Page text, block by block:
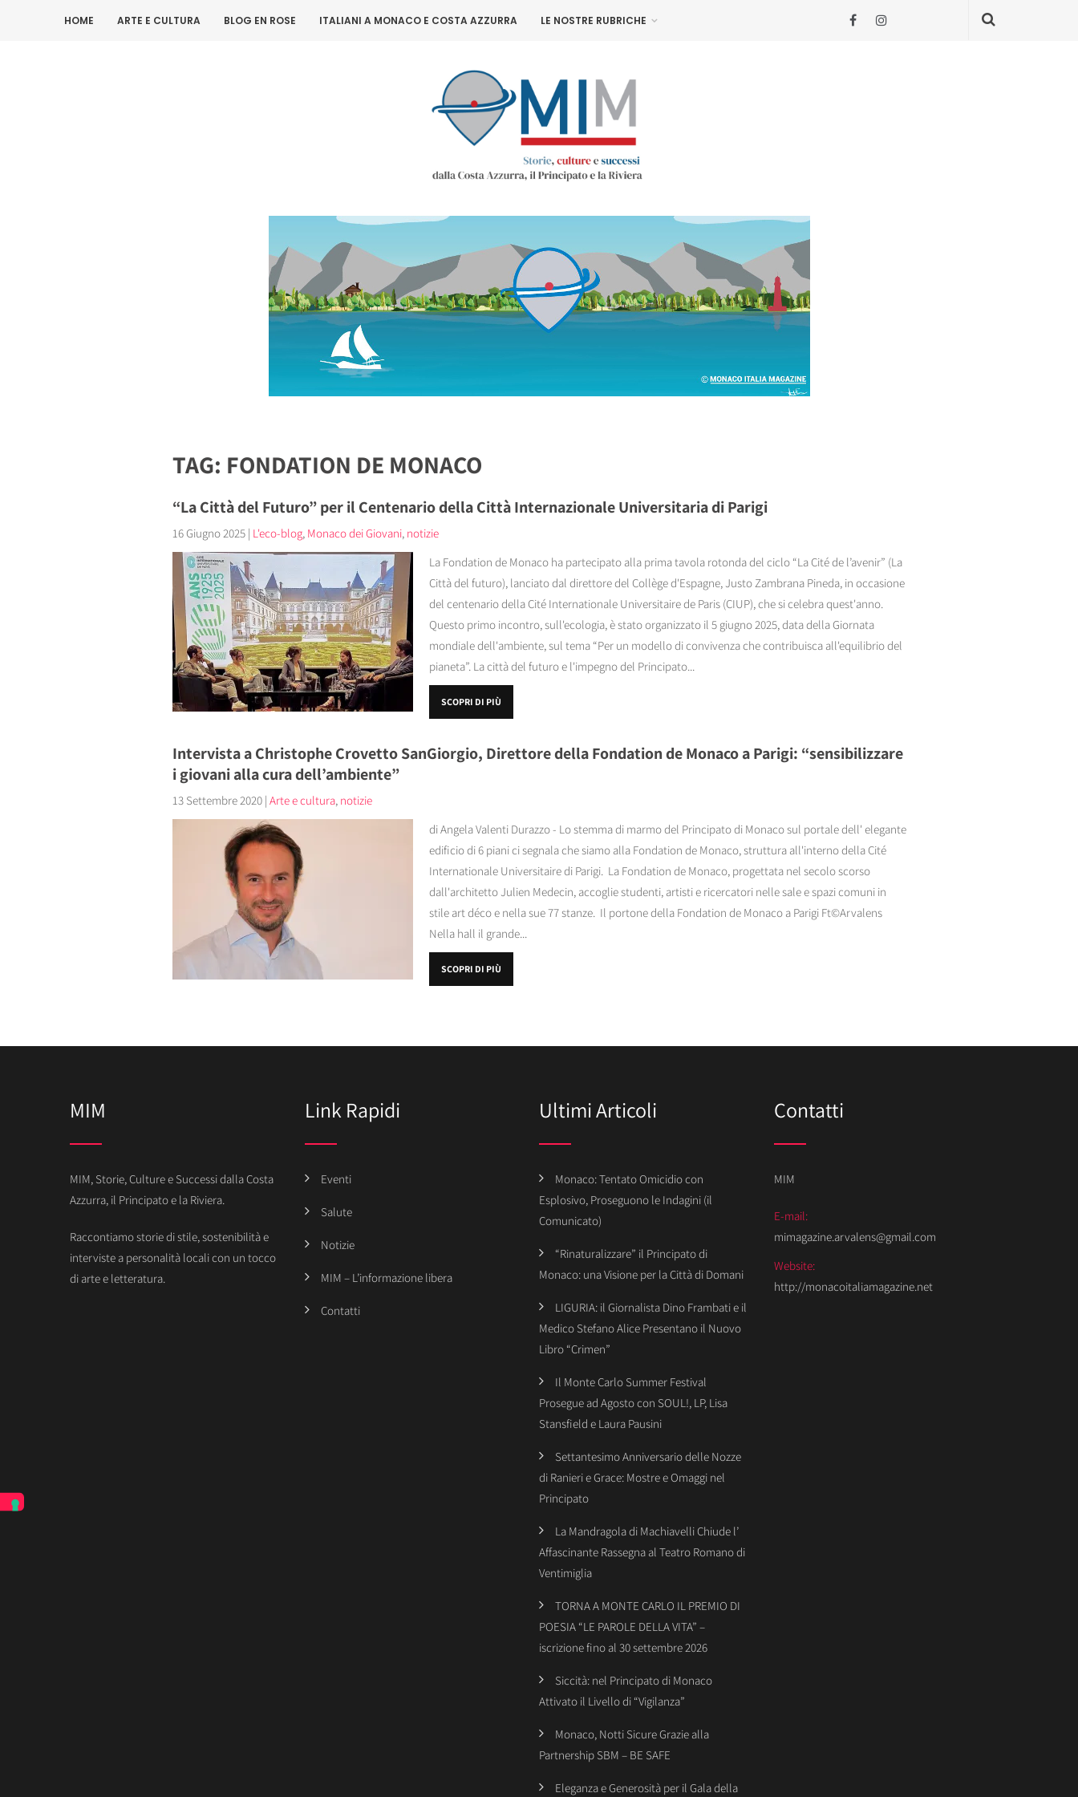
HOME ARTE E CULTURA BLOG EN ROSE ITALIANI A MONACO E COSTA AZZURRA LE NOSTRE RUBRICHE
TAG: FONDATION DE MONACO
“La Città del Futuro” per il Centenario della Città Internazionale Universitaria di Parigi
16 Giugno 2025 | L'eco-blog, Monaco dei Giovani, notizie
La Fondation de Monaco ha partecipato alla prima tavola rotonda del ciclo “La Cité de l’avenir” (La
Città del futuro), lanciato dal direttore del Collège d'Espagne, Justo Zambrana Pineda, in occasione
del centenario della Cité Internationale Universitaire de Paris (CIUP), che si celebra quest'anno.
Questo primo incontro, sull'ecologia, è stato organizzato il 5 giugno 2025, data della Giornata
mondiale dell'ambiente, sul tema “Per un modello di convivenza che contribuisca all'equilibrio del
pianeta”. La città del futuro e l'impegno del Principato...
SCOPRI DI PIÙ
Intervista a Christophe Crovetto SanGiorgio, Direttore della Fondation de Monaco a Parigi: “sensibilizzare
i giovani alla cura dell’ambiente”
13 Settembre 2020 | Arte e cultura, notizie
di Angela Valenti Durazzo - Lo stemma di marmo del Principato di Monaco sul portale dell' elegante
edificio di 6 piani ci segnala che siamo alla Fondation de Monaco, struttura all'interno della Cité
Internationale Universitaire di Parigi. La Fondation de Monaco, progettata nel secolo scorso
dall'architetto Julien Medecin, accoglie studenti, artisti e ricercatori nelle sale e spazi comuni in
stile art déco e nella sue 77 stanze. Il portone della Fondation de Monaco a Parigi Ft©Arvalens
Nella hall il grande...
SCOPRI DI PIÙ
MIM
MIM, Storie, Culture e Successi dalla Costa
Azzurra, il Principato e la Riviera.
Raccontiamo storie di stile, sostenibilità e
interviste a personalità locali con un tocco
di arte e letteratura.
Link Rapidi
Eventi
Salute
Notizie
MIM – L’informazione libera
Contatti
Ultimi Articoli
Monaco: Tentato Omicidio con
Esplosivo, Proseguono le Indagini (il
Comunicato)
“Rinaturalizzare” il Principato di
Monaco: una Visione per la Città di Domani
LIGURIA: il Giornalista Dino Frambati e il
Medico Stefano Alice Presentano il Nuovo
Libro “Crimen”
Il Monte Carlo Summer Festival
Prosegue ad Agosto con SOUL!, LP, Lisa
Stansfield e Laura Pausini
Settantesimo Anniversario delle Nozze
di Ranieri e Grace: Mostre e Omaggi nel
Principato
La Mandragola di Machiavelli Chiude l’
Affascinante Rassegna al Teatro Romano di
Ventimiglia
TORNA A MONTE CARLO IL PREMIO DI
POESIA “LE PAROLE DELLA VITA” –
iscrizione fino al 30 settembre 2026
Siccità: nel Principato di Monaco
Attivato il Livello di “Vigilanza”
Monaco, Notti Sicure Grazie alla
Partnership SBM – BE SAFE
Eleganza e Generosità per il Gala della
Contatti
MIM
E-mail:
mimagazine.arvalens@gmail.com
Website:
http://monacoitaliamagazine.net